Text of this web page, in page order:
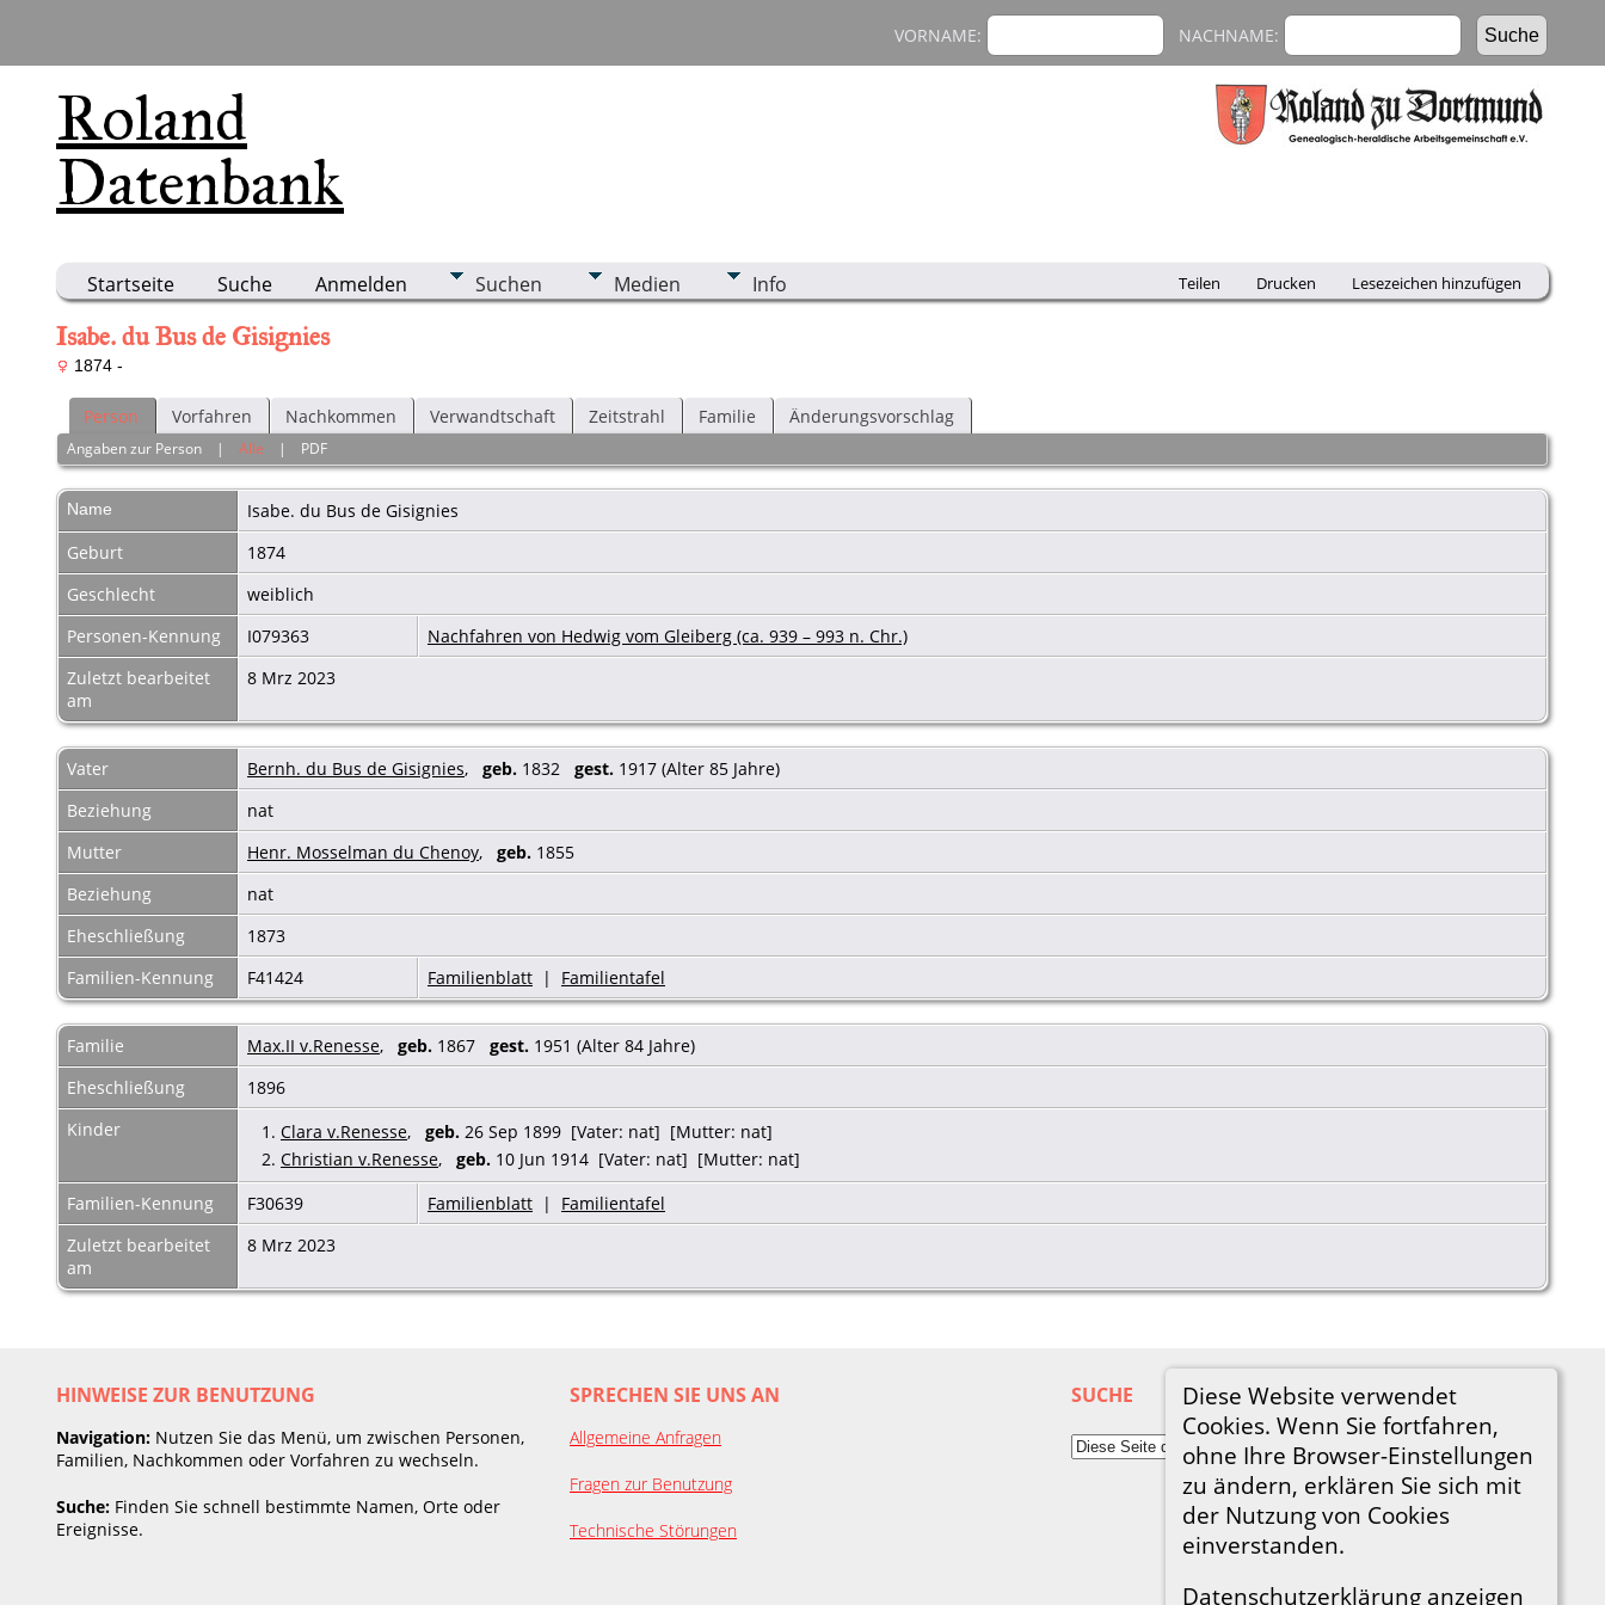
Roland
Datenbank
VORNAME: NACHNAME:
Startseite Suche Anmelden Suchen Medien Info Teilen Drucken Lesezeichen hinzufügen
Diese Website verwendet
Cookies. Wenn Sie fortfahren,
ohne Ihre Browser-Einstellungen
zu ändern, erklären Sie sich mit
der Nutzung von Cookies
einverstanden.
Datenschutzerklärung anzeigen
Isabe. du Bus de Gisignies
1874 -
Person Vorfahren Nachkommen Verwandtschaft Zeitstrahl Familie Änderungsvorschlag
Angaben zur Person |Alle | PDF
Name Isabe. du Bus de Gisignies
Geburt
1874
Geschlecht
weiblich
Personen-Kennung
I079363
Nachfahren von Hedwig vom Gleiberg (ca. 939 – 993 n. Chr.)
Zuletzt bearbeitet
am
8 Mrz 2023
Vater Bernh. du Bus de Gisignies, geb. 1832 gest. 1917 (Alter 85 Jahre)
Beziehung
nat
Mutter
Henr. Mosselman du Chenoy, geb. 1855
Beziehung
nat
Eheschließung
1873
Familien-Kennung
F41424 Familienblatt | Familientafel
Familie Max.II v.Renesse, geb. 1867 gest. 1951 (Alter 84 Jahre)
Eheschließung
1896
Kinder
1. Clara v.Renesse, geb. 26 Sep 1899 [Vater: nat] [Mutter: nat]
2. Christian v.Renesse, geb. 10 Jun 1914 [Vater: nat] [Mutter: nat]
Familien-Kennung
F30639 Familienblatt | Familientafel
Zuletzt bearbeitet
am
8 Mrz 2023
HINWEISE ZUR BENUTZUNG
Navigation: Nutzen Sie das Menü, um zwischen Personen,
Familien, Nachkommen oder Vorfahren zu wechseln.
Suche: Finden Sie schnell bestimmte Namen, Orte oder
Ereignisse.
SPRECHEN SIE UNS AN
Allgemeine Anfragen
Fragen zur Benutzung
Technische Störungen
SUCHE